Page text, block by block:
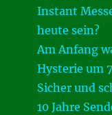
Instant
heute sein?
Am Anfang
Hysterie um
Sicher und
10 Jahre